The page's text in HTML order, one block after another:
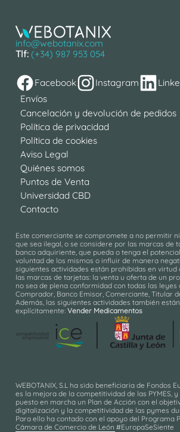
info@webotanix.com
Tlf: (+34) 987 953 054
Facebook Instagram
Envíos
Cancelación y devolución de pedidos
Política de privacidad
Política de cookies
Aviso Legal
Quiénes somos
Puntos de Venta
Universidad CBD
Contacto
Este comerciante se compromete a no permitir
que sea ilegal, o se considere por las marcas de
banco adquiriente, que pueda o tenga el
voluntad de los mismos o influir de manera
siguientes actividades están prohibidas en virtud
las marcas de tarjetas: la venta u oferta de un
no sea de plena conformidad con todas las leyes
Comprador, Banco Emisor, Comerciante, Titular
Además, las siguientes actividades también
explícitamente: Vender Medicamentos
WEBOTANIX, S.L ha sido beneficiaria de Fondos
es la mejora de la competitividad de las PYMES,
puesto en marcha un Plan de Acción con el
digitalización y la competitividad de las pymes
Para ello ha contado con el apoyo del Programa
Cámara de Comercio de León #EuropaSeSiente